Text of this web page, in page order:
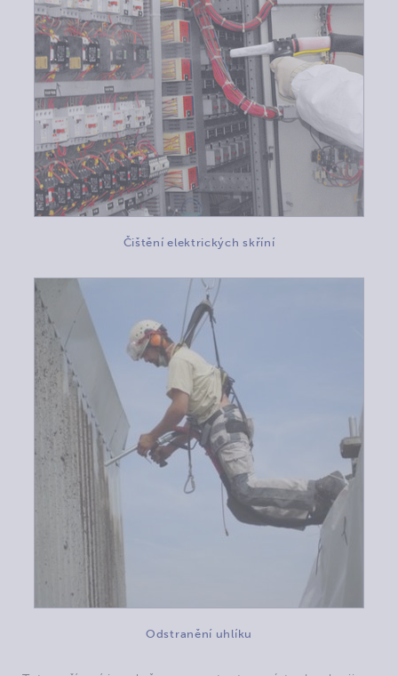
Čištění elektrických skříní
Odstranění uhlíku